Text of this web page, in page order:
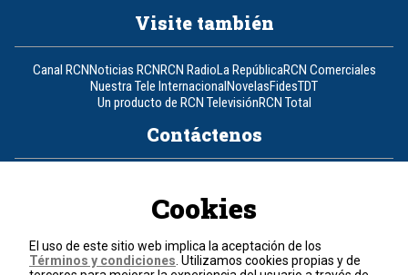
Visite también
Canal RCNNoticias RCNRCN RadioLa RepúblicaRCN Comerciales
Nuestra Tele InternacionalNovelasFidesTDT
Un producto de RCN TelevisiónRCN Total
Contáctenos
Política de cookies
Términos y condiciones
Cookies
El uso de este sitio web implica la aceptación de los
Términos y condiciones . Utilizamos cookies propias y de